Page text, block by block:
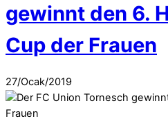
gewinnt den 6.
Cup der Frauen
27/Ocak/2019